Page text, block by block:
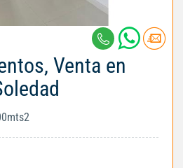
Venta en